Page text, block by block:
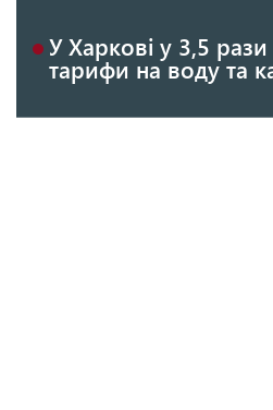
У Харкові у 3,5 рази
тарифи на воду та